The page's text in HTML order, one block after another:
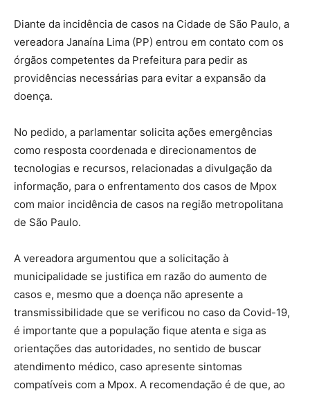
Diante da incidência de casos na Cidade de São Paulo, a
vereadora Janaína Lima (PP) entrou em contato com os
órgãos competentes da Prefeitura para pedir as
providências necessárias para evitar a expansão da
doença.
No pedido, a parlamentar solicita ações emergências
como resposta coordenada e direcionamentos de
tecnologias e recursos, relacionadas a divulgação da
informação, para o enfrentamento dos casos de Mpox
com maior incidência de casos na região metropolitana
de São Paulo.
A vereadora argumentou que a solicitação à
municipalidade se justifica em razão do aumento de
casos e, mesmo que a doença não apresente a
transmissibilidade que se verificou no caso da Covid-19,
é importante que a população fique atenta e siga as
orientações das autoridades, no sentido de buscar
atendimento médico, caso apresente sintomas
compatíveis com a Mpox. A recomendação é de que, ao